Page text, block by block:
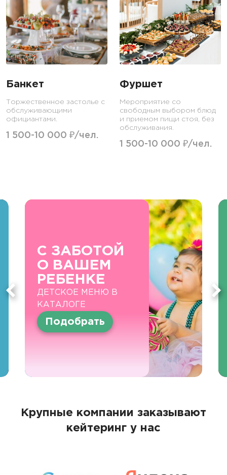
Банкет
Торжественное застолье с
обслуживающими
официантами.
1 500-10 000 ₽/чел.
Фуршет
Мероприятие со
свободным выбором блюд
и приемом пищи стоя, без
обслуживания.
1 500-10 000 ₽/чел.
С ЗАБОТОЙ
О ВАШЕМ
РЕБЕНКЕ
ДЕТСКОЕ МЕНЮ В
КАТАЛОГЕ
Подобрать
Крупные компании заказывают
кейтеринг у нас